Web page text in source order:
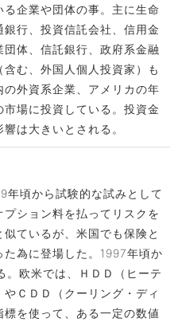
企業や団体の事。主に生命
行、投資信託会社、信用金
体、信託銀行、政府系金融
む、外国人個人投資家）も
外資系企業、アメリカの年
場に投資している。投資金
は大きいとされる。
年頃から試験的な試みとして
ション料を払ってリスクを
ているが、米国でも保険と
為に登場した。1997年頃か
。欧米では、ＨＤＤ（ヒーテ
ＣＤＤ（クーリング・ディ
を使って、ある一定の数値